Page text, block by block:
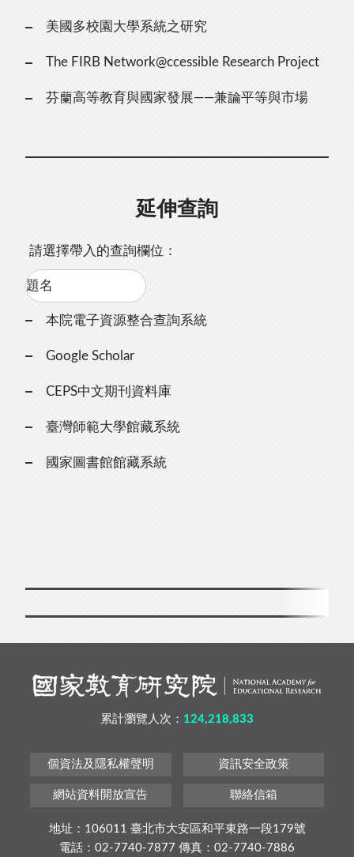
美國多校園大學系統之研究
The FIRB Network@ccessible Research Project
芬蘭高等教育與國家發展——兼論平等與市場
延伸查詢
請選擇帶入的查詢欄位：
本院電子資源整合查詢系統
Google Scholar
CEPS中文期刊資料庫
臺灣師範大學館藏系統
國家圖書館館藏系統
累計瀏覽人次： 124,218,833
個資法及隱私權聲明 資訊安全政策
網站資料開放宣告 聯絡信箱
地址：106011 臺北市大安區和平東路一段179號
電話：02-7740-7877 傳真：02-7740-7886